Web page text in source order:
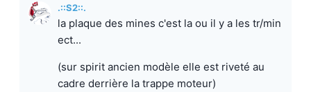
.::S2::.
la plaque des mines c'est la ou il y a les tr/min
ect...
(sur spirit ancien modèle elle est riveté au
cadre derrière la trappe moteur)